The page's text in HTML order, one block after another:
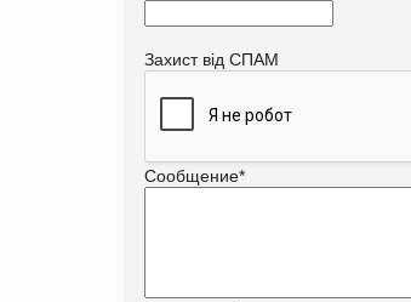
Захист від СПАМ
Сообщение*